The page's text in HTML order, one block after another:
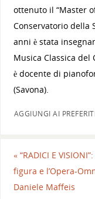
ottenuto il “Master
Conservatorio della
anni è stata
Musica Classica del
è docente di
(Savona).
AGGIUNGI AI
«“RADICI E
figura e l’Opera-
Daniele Maffeis